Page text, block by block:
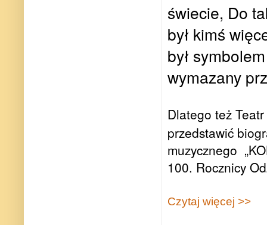
świecie, Do
był kimś
był
wymazany
Dlatego też
przedstawić
muzycznego
100. Rocznicy
Czytaj więcej >>